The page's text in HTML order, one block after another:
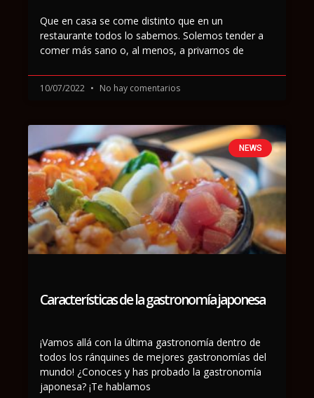
Que en casa se come distinto que en un
restaurante todos lo sabemos. Solemos tender a
comer más sano o, al menos, a privarnos de
10/07/2022 No hay comentarios
NEWS
Características de la gastronomía japonesa
¡Vamos allá con la última gastronomía dentro de
todos los ránquines de mejores gastronomías del
mundo! ¿Conoces y has probado la gastronomía
japonesa? ¡Te hablamos